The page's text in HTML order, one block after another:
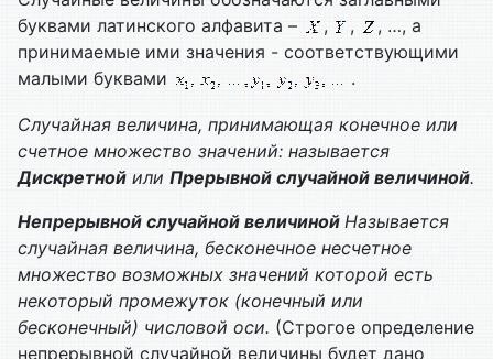
буквами латинского алфавита –
, ,
, …, а
принимаемые ими значения - соответствующими
малыми буквами
.
Случайная величина, принимающая конечное или
счетное множество значений: называется
Дискретной или Прерывной случайной величиной.
Непрерывной случайной величиной Называется
случайная величина, бесконечное несчетное
множество возможных значений которой есть
некоторый промежуток (конечный или
бесконечный) числовой оси. (Строгое определение
непрерывной случайной величины будет дано